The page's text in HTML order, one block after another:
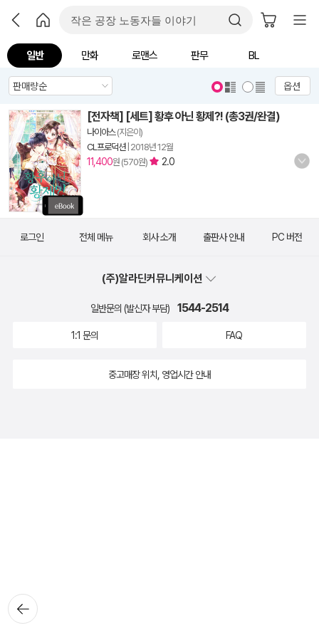
일반 만화 로맨스 판무 BL
옵션
[전자책] [세트] 황후 아닌 황제?! (총3권/완결)
나이아스(지은이)
CL프로덕션| 2018년 12월
11,400원 (570원) 2.0
뒤로가
기
로그인 전체 메뉴 회사 소개 출판사 안내 PC 버전
(주)알라딘커뮤니케이션
일반문의 (발신자 부담) 1544-2514
1:1 문의 FAQ
중고매장 위치, 영업시간 안내